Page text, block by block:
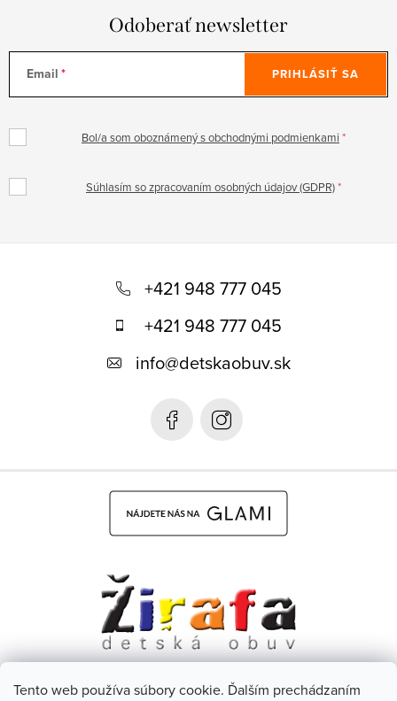
Tento web používa súbory cookie. Ďalším prechádzaním
Odoberať newsletter
Email
Bol/a som oboznámený s obchodnými podmienkami
Súhlasím so zpracovaním osobných údajov (GDPR)
PRIHLÁSIŤ SA
+421 948 777 045
+421 948 777 045
info@detskaobuv.sk